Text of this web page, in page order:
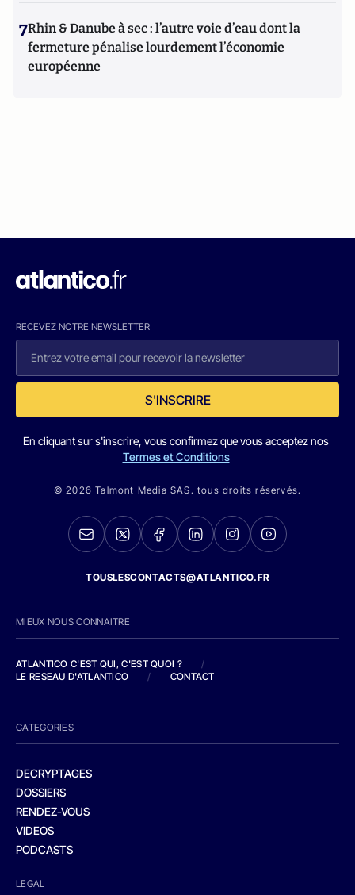
7Rhin & Danube à sec : l’autre voie d’eau dont la
fermeture pénalise lourdement l’économie
européenne
RECEVEZ NOTRE NEWSLETTER
S'INSCRIRE
En cliquant sur s'inscrire, vous confirmez que vous acceptez nos
Termes et Conditions
© 2026 Talmont Media SAS. tous droits réservés.
TOUSLESCONTACTS@ATLANTICO.FR
MIEUX NOUS CONNAITRE
ATLANTICO C'EST QUI, C'EST QUOI ?
/
LE RESEAU D'ATLANTICO
/ CONTACT
CATEGORIES
DECRYPTAGES
DOSSIERS
RENDEZ-VOUS
VIDEOS
PODCASTS
LEGAL